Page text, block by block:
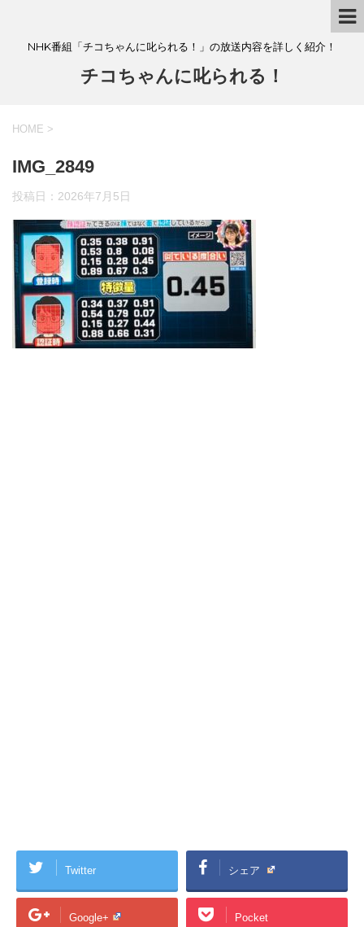
NHK番組「チコちゃんに叱られる！」の放送内容を詳しく紹介！
チコちゃんに叱られる！
HOME >
IMG_2849
投稿日： 2026年7月5日
Twitter シェア
Google+ Pocket